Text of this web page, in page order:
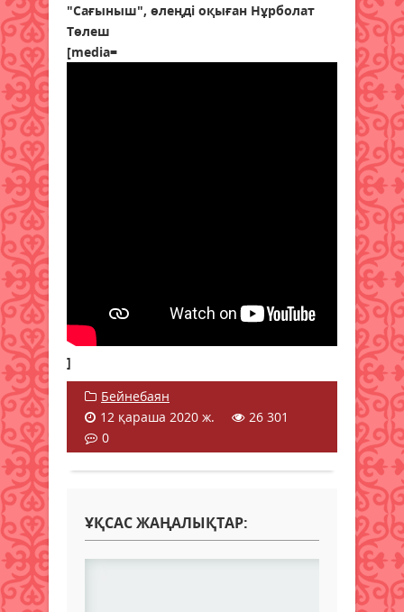
"Сағыныш", өлеңді оқыған Нұрболат
Төлеш
[media=
]
Бейнебаян
12 қараша 2020 ж.
26 301
0
ҰҚСАС ЖАҢАЛЫҚТАР: